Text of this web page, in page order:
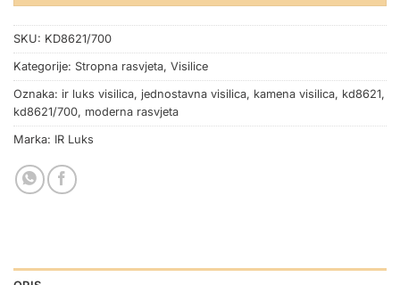
SKU: KD8621/700
Kategorije: Stropna rasvjeta, Visilice
Oznaka: ir luks visilica, jednostavna visilica, kamena visilica, kd8621,
kd8621/700, moderna rasvjeta
Marka: IR Luks